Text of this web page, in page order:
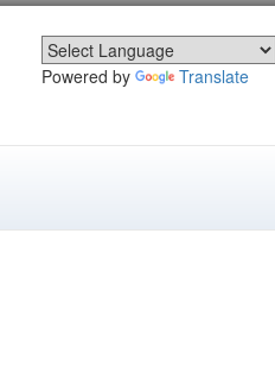
Powered by Translate